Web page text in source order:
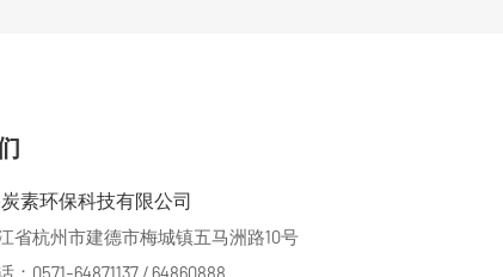
素环保科技有限公司
省杭州市建德市梅城镇五马洲路10号
：0571-64871137 / 64860888